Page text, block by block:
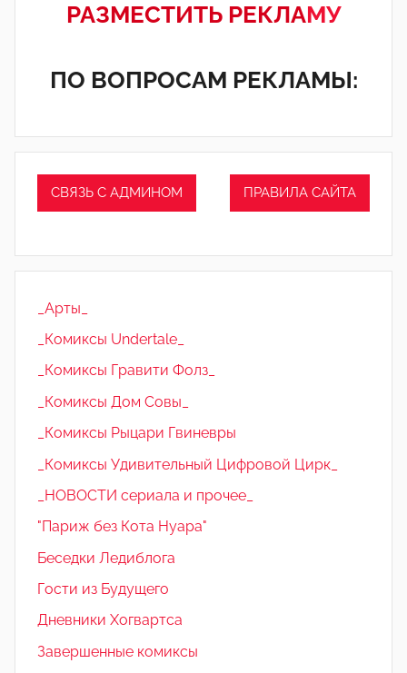
РАЗМЕСТИТЬ РЕКЛАМУ
ПО ВОПРОСАМ РЕКЛАМЫ:
СВЯЗЬ С АДМИНОМ ПРАВИЛА САЙТА
_Арты_
_Комиксы Undertale_
_Комиксы Гравити Фолз_
_Комиксы Дом Совы_
_Комиксы Рыцари Гвиневры
_Комиксы Удивительный Цифровой Цирк_
_НОВОСТИ сериала и прочее_
"Париж без Кота Нуара"
Беседки Ледиблога
Гости из Будущего
Дневники Хогвартса
Завершенные комиксы